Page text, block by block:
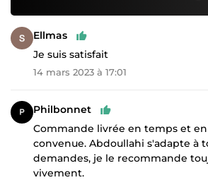
Ellmas
Je suis satisfait
14 mars 2023 à 17:01
Philbonnet
Commande livrée en temps et
convenue. Abdoullahi s'adapte à
demandes, je le recommande
vivement.